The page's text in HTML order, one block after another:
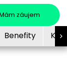
záujem
Benefity